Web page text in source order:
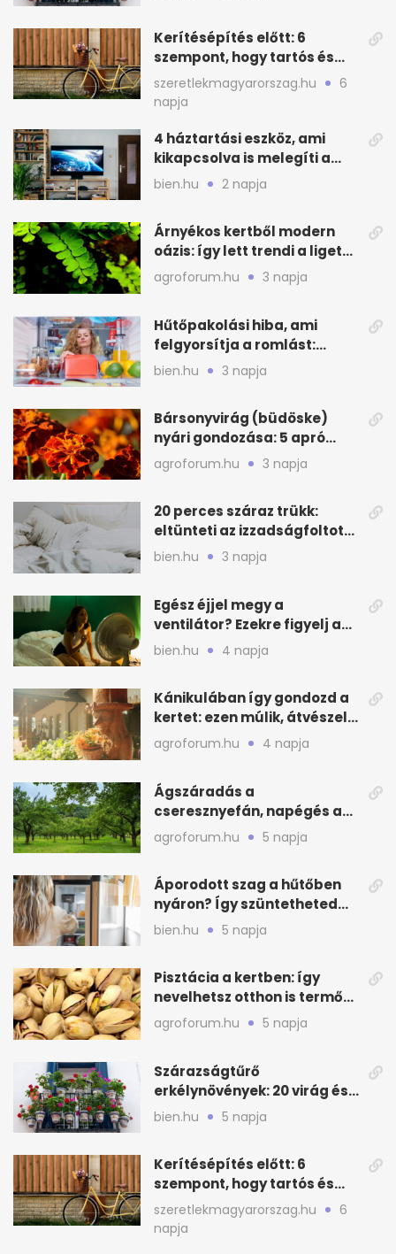
Kerítésépítés előtt: 6
szempont, hogy tartós és
praktikus legyen
szeretlekmagyarorszag.hu
6
napja
4 háztartási eszköz, ami
kikapcsolva is melegíti a
lakást
bien.hu 2 napja
Árnyékos kertből modern
oázis: így lett trendi a ligetes
zöld
agroforum.hu 3 napja
Hűtőpakolási hiba, ami
felgyorsítja a romlást:
zónákra figyelj
bien.hu 3 napja
Bársonyvirág (büdöske)
nyári gondozása: 5 apró
lépés a dús virágzásért
agroforum.hu 3 napja
20 perces száraz trükk:
eltünteti az izzadságfoltot
és a szagot a matracról
bien.hu 3 napja
Egész éjjel megy a
ventilátor? Ezekre figyelj a
hőségben alvásnál
bien.hu 4 napja
Kánikulában így gondozd a
kertet: ezen múlik, átvészeli-
e a hőséget
agroforum.hu 4 napja
Ágszáradás a
cseresznyefán, napégés a
kajszin: mit tehetsz most?
agroforum.hu 5 napja
Áporodott szag a hűtőben
nyáron? Így szüntetheted
meg olcsón
bien.hu 5 napja
Pisztácia a kertben: így
nevelhetsz otthon is termő
növényt
agroforum.hu 5 napja
Szárazságtűrő
erkélynövények: 20 virág és
cserje a forró nyárra
bien.hu 5 napja
Kerítésépítés előtt: 6
szempont, hogy tartós és
praktikus legyen
szeretlekmagyarorszag.hu
6
napja